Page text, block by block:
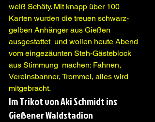
weiß Schäty. Mit knapp über 100
Karten wurden die treuen schwarz-
gelben Anhänger aus Gießen
ausgestattet  und wollen heute Abend
vom eingezäunten Steh-Gästeblock
aus Stimmung  machen: Fahnen,
Vereinsbanner, Trommel, alles wird
mitgebracht.
Im Trikot von Aki Schmidt ins
Gießener Waldstadion